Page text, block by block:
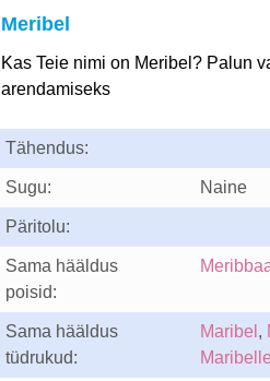
Meribel
Kas Teie nimi on Meribel? Palun
arendamiseks
Tähendus:
Sugu: Naine
Päritolu:
Sama hääldus
poisid:
Sama hääldus
tüdrukud:
Maribel ,
Maribelle